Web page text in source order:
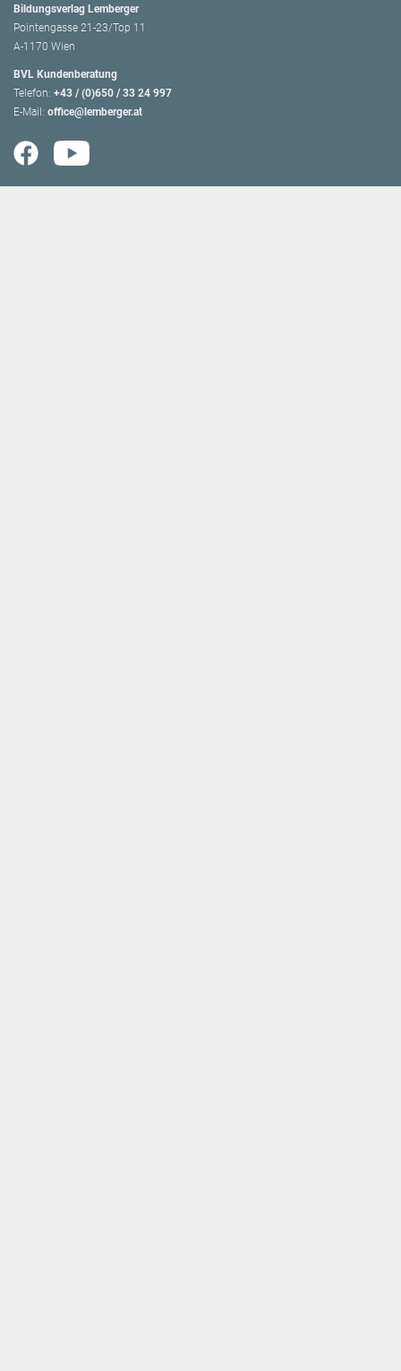
Bildungsverlag Lemberger
Pointengasse 21-23/Top 11
A-1170 Wien
BVL Kundenberatung
Telefon: +43 / (0)650 / 33 24 997
E-Mail: office@lemberger.at